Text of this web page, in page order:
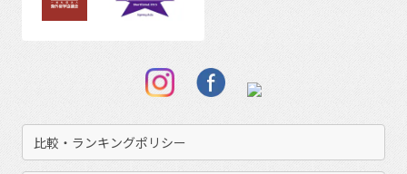
比較・ランキングポリシー